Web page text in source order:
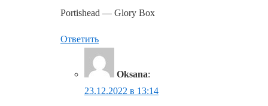
Portishead — Glory Box
Ответить
Oksana:
23.12.2022 в 13:14